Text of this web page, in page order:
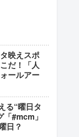
映えスポ
だ！「人
ールアー
る“曜日タ
#mcm」
日？